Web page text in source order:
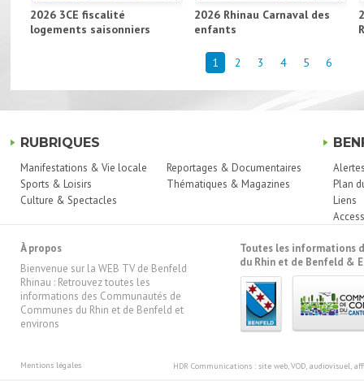
2026 3CE fiscalité
logements saisonniers
2026 Rhinau Carnaval des
enfants
1 2 3 4 5 6
RUBRIQUES
Manifestations & Vie locale
Sports & Loisirs
Culture & Spectacles
Reportages & Documentaires
Thématiques & Magazines
Plan
Liens
À propos
Bienvenue sur la WEB TV de Benfeld
Rhinau : Retrouvez toutes les
informations des Communautés de
Communes du Rhin et de Benfeld et
environs
Toutes les informations
du Rhin et de Benfeld &
Mentions légales HDR Communications : site web, VOD, audiovisuel,